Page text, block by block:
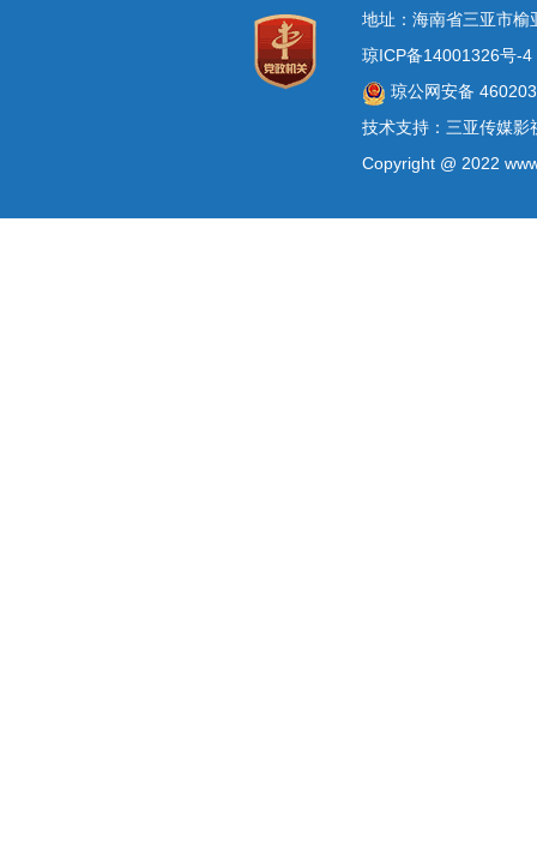
地址：海南省三亚市榆
琼ICP备14001326号-4
琼公网安备
技术支持：三亚传媒影
Copyright @ 2022